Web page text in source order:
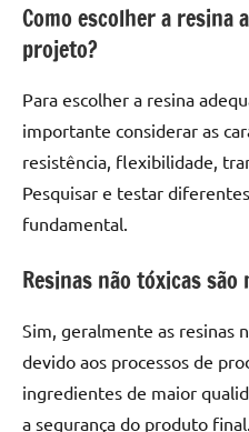
Como escolher a resina
projeto?
Para escolher a resina
importante considerar as
resistência, flexibilidade,
Pesquisar e testar
fundamental.
Resinas não tóxicas são
Sim, geralmente as resinas
devido aos processos de
ingredientes de maior
a segurança do produto final.